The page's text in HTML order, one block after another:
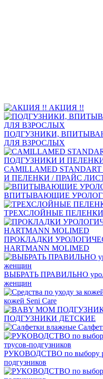
АКЦИЯ !!
ПОДГУЗНИКИ,
ДЛЯ ВЗРОСЛЫХ
CAMILLAMED
И ПЕЛЕНКИ / ПРАЙС
ВПИТЫВАЮЩИЕ
ТРЕХСЛОЙНЫЕ
ПРОКЛАДКИ
HARTMANN MOLIMED
ВЫБРАТЬ ПРАВИЛЬНО
женщин
кожей Seni Care
ПОДГУЗНИКИ ДЕТСКИЕ
РУКОВОДСТВО по выбору
подгузников